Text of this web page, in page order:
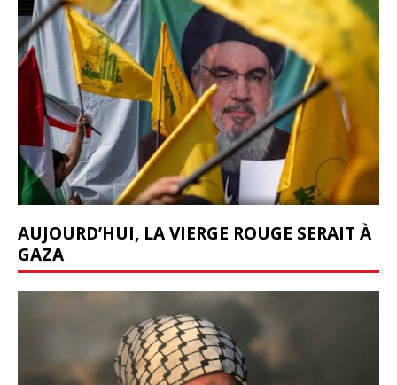
AUJOURD’HUI, LA VIERGE ROUGE SERAIT À
GAZA